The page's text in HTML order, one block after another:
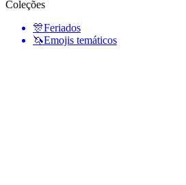
Coleções
🎊Feriados
🦄Emojis temáticos